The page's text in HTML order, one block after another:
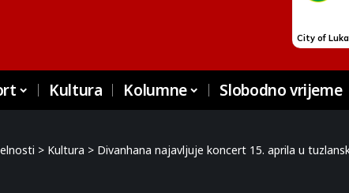
Kultura Kolumne Slobodno vrijeme
> Kultura > Divanhana najavljuje koncert 15. aprila u